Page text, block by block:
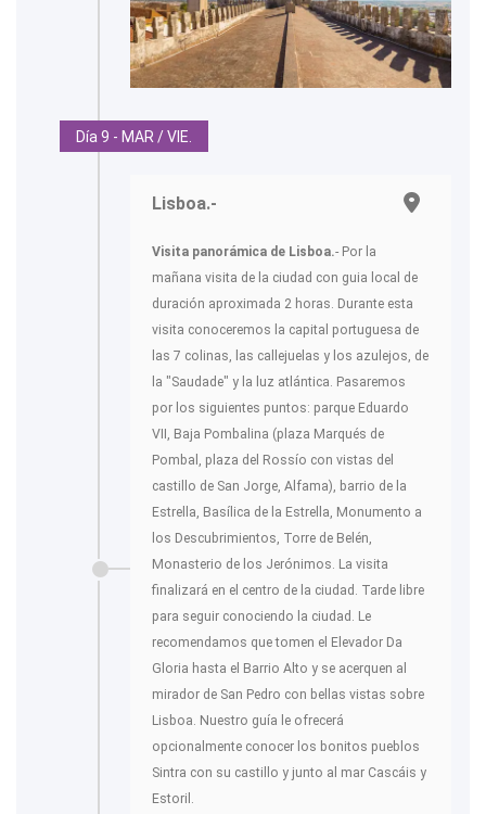
Día 9 - MAR / VIE.
Lisboa.-
Visita panorámica de Lisboa.- Por la
mañana visita de la ciudad con guia local de
duración aproximada 2 horas. Durante esta
visita conoceremos la capital portuguesa de
las 7 colinas, las callejuelas y los azulejos, de
la "Saudade" y la luz atlántica. Pasaremos
por los siguientes puntos: parque Eduardo
VII, Baja Pombalina (plaza Marqués de
Pombal, plaza del Rossío con vistas del
castillo de San Jorge, Alfama), barrio de la
Estrella, Basílica de la Estrella, Monumento a
los Descubrimientos, Torre de Belén,
Monasterio de los Jerónimos. La visita
finalizará en el centro de la ciudad. Tarde libre
para seguir conociendo la ciudad. Le
recomendamos que tomen el Elevador Da
Gloria hasta el Barrio Alto y se acerquen al
mirador de San Pedro con bellas vistas sobre
Lisboa. Nuestro guía le ofrecerá
opcionalmente conocer los bonitos pueblos
Sintra con su castillo y junto al mar Cascáis y
Estoril.